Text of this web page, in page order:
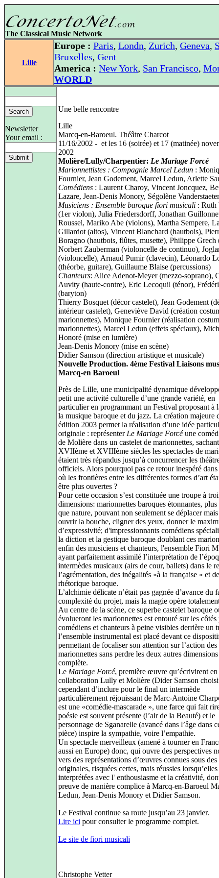
The Classical Music Network
Lille
Europe : Paris, Londn, Zurich, Geneva,
Bruxelles, Gent
America : New York, San Francisco,
WORLD
Newsletter
Your email :
Une belle rencontre
Lille
Marcq-en-Baroeul. Théâtre Charcot
11/16/2002 - et les 16 (soirée) et 17 (matinée)
2002
Molière/Lully/Charpentier: Le Mariage Forcé
Marionnettistes : Compagnie Marcel Ledun :
Fournier, Jean Godement, Marcel Ledun, Arlette
Comédiens : Laurent Charoy, Vincent Joncquez,
Lazare, Jean-Denis Monory, Ségolène
Musiciens : Ensemble baroque fiori musicali : Ruth
(1er violon), Julia Friedersdorff, Jonathan
Roussel, Mariko Abe (violons), Martha Sempere,
Gillardot (altos), Vincent Blanchard (hautbois),
Boragno (hautbois, flûtes, musette), Philippe Grech
Norbert Zauberman (violoncelle de continuo),
(violoncelle), Arnaud Pumir (clavecin), Léonardo
(théorbe, guitare), Guillaume Blaise (percussions)
Chanteurs: Alice Adenot-Meyer (mezzo-soprano),
Auvity (haute-contre), Eric Lecoquil (ténor),
(baryton)
Thierry Bosquet (décor castelet), Jean Godement
intérieur castelet), Geneviève David (création
marionnettes), Monique Fournier (réalisation
marionnettes), Marcel Ledun (effets spéciaux),
Honoré (mise en lumière)
Jean-Denis Monory (mise en scène)
Didier Samson (direction artistique et musicale)
Nouvelle Production. 4ème Festival Liaisons
Marcq-en Baroeul
Près de Lille, une municipalité dynamique
petit une activité culturelle d’une grande variété, en
particulier en programmant un Festival proposant à
la musique baroque et du jazz. La création majeure
édition 2003 permet la réalisation d’une idée
originale : représenter Le Mariage Forcéune
de Molière dans un castelet de marionnettes,
XVIIème et XVIIIème siècles les spectacles de
étaient très répandus jusqu’à concurrencer les
officiels. Alors pourquoi pas ce retour inespéré dans
où les frontières entre les différentes formes d’art
être plus ouvertes ?
Pour cette occasion s’est constituée une troupe à
dimensions: marionnettes baroques étonnantes, plus
que nature, pouvant non seulement se déplacer
ouvrir la bouche, cligner des yeux, donner le
d’expressivité; d'impressionnants comédiens
la diction et la gestique baroque doublant ces
enfin des musiciens et chanteurs, l'ensemble Fiori
ayant parfaitement assimilé l’interprétation de
intermèdes musicaux (airs de cour, ballets) dans le
l’agrémentation, des inégalités «à la française » et
rhétorique baroque.
L’alchimie délicate n’était pas gagnée d’avance du
complexité du projet, mais la magie opère
Au centre de la scène, ce superbe castelet baroque
évolueront les marionnettes est entouré sur les côtés
comédiens et chanteurs à peine visibles derrière un
l’ensemble instrumental est placé devant ce
permettant de focaliser son attention sur l’action des
marionnettes sans perdre les deux autres
complète.
Le Mariage Forcé, première œuvre qu’écrivirent en
collaboration Lully et Molière (Dider Samson
cependant d’inclure pour le final un intermède
particulièrement réjouissant de Marc-Antoine
est une «comédie-mascarade », une farce qui fait
poésie est souvent présente (l’air de la Beauté) et le
personnage de Sganarelle (avancé dans l’âge dans
pièce) inspire la sympathie, voire l’empathie.
Un spectacle merveilleux (amené à tourner en
aussi en Europe) donc, qui ouvre des perspectives
vers des représentations d’œuvres connues sous
originales, risquées certes, mais réussies
interprétées avec l' enthousiasme et la créativité,
preuve de manière complice à Marcq-en-Baroeul
Ledun, Jean-Denis Monory et Didier Samson.
Le Festival continue sa route jusqu’au 23 janvier.
Lire ici pour consulter le programme complet.
Le site de fiori musicali
Christophe Vetter